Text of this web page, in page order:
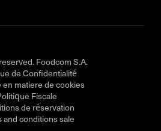
Foodcom S.A.
de Confidentialité
en matiere de cookies
Fiscale
de réservation
and conditions sale